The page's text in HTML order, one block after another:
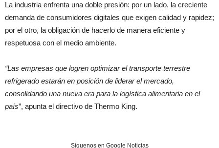
La industria enfrenta una doble presión: por un lado, la creciente
demanda de consumidores digitales que exigen calidad y rapidez;
por el otro, la obligación de hacerlo de manera eficiente y
respetuosa con el medio ambiente.
“Las empresas que logren optimizar el transporte terrestre
refrigerado estarán en posición de liderar el mercado,
consolidando una nueva era para la logística alimentaria en el
país”, apunta el directivo de Thermo King.
Síguenos en Google Noticias